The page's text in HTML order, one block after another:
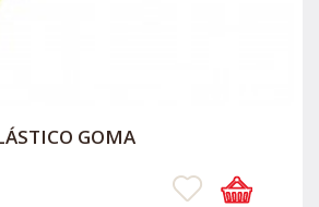
GOMA